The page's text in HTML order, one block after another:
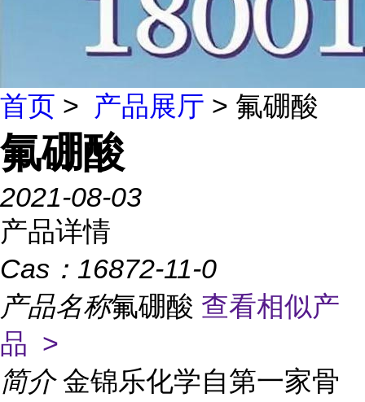
首页 > 产品展厅 > 氟硼酸
氟硼酸
2021-08-03
产品详情
Cas： 16872-11-0
产品名称氟硼酸 查看相似产
品 >
简介 金锦乐化学自第一家骨